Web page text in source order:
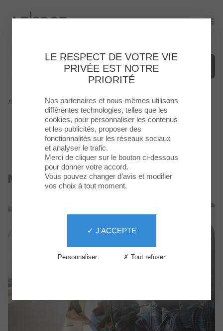
Le Spot
Menu
Enseignes
Loisirs
Second
Accueil Boutique > Micro-Folie
Micro-Folie Ouvert
LE RESPECT DE VOTRE VIE
PRIVÉE EST NOTRE
PRIORITÉ
Nos partenaires et nous-mêmes utilisons
différentes technologies, telles que les
cookies, pour personnaliser les contenus
et les publicités, proposer des
fonctionnalités sur les réseaux sociaux
et analyser le trafic.
Merci de cliquer sur le bouton ci-dessous
pour donner votre accord.
Vous pouvez changer d’avis et modifier
vos choix à tout moment.
✓ J'ACCEPTE
✗ Tout refuser
Personnaliser